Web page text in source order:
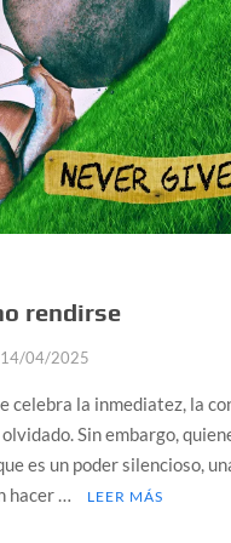
2026: de Patria Boba
con seres de
cómo frenar la
sexual en Colombia:
esa conexión energética
rendirse
14/04/2025
celebra la inmediatez, la
Sin embargo,
es un poder silencioso,
hacer …
LEER MÁS